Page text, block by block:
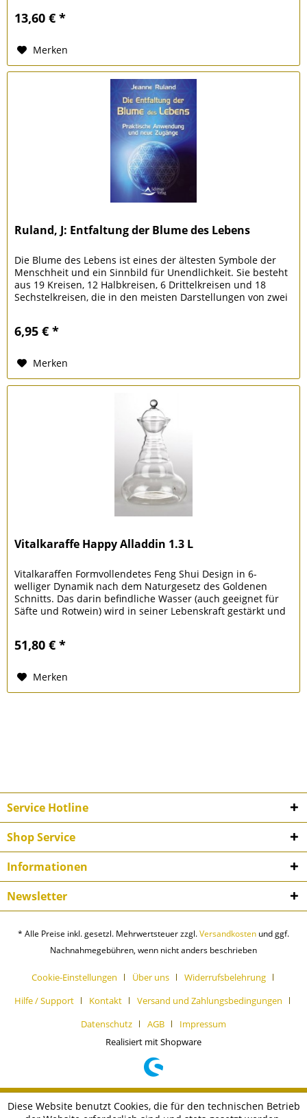
13,60 € *
Merken
Ruland, J: Entfaltung der Blume des Lebens
Die Blume des Lebens ist eines der ältesten Symbole der
Menschheit und ein Sinnbild für Unendlichkeit. Sie besteht
aus 19 Kreisen, 12 Halbkreisen, 6 Drittelkreisen und 18
Sechstelkreisen, die in den meisten Darstellungen von zwei
6,95 € *
Merken
Vitalkaraffe Happy Alladdin 1.3 L
Vitalkaraffen Formvollendetes Feng Shui Design in 6-
welliger Dynamik nach dem Naturgesetz des Goldenen
Schnitts. Das darin befindliche Wasser (auch geeignet für
Säfte und Rotwein) wird in seiner Lebenskraft gestärkt und
51,80 € *
Merken
Service Hotline
Shop Service
Informationen
Newsletter
* Alle Preise inkl. gesetzl. Mehrwertsteuer zzgl.Versandkosten und ggf.
Nachnahmegebühren, wenn nicht anders beschrieben
Cookie-Einstellungen Über uns
Widerrufsbelehrung
Hilfe / Support
Kontakt
Versand und Zahlungsbedingungen
Datenschutz
AGB
Impressum
Realisiert mit Shopware
Diese Website benutzt Cookies, die für den technischen Betrieb